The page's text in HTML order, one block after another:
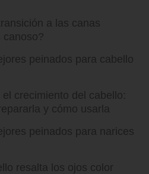
a las canas
canoso?
peinados para cabello
crecimiento del cabello:
y cómo usarla
peinados para narices
resalta los ojos color